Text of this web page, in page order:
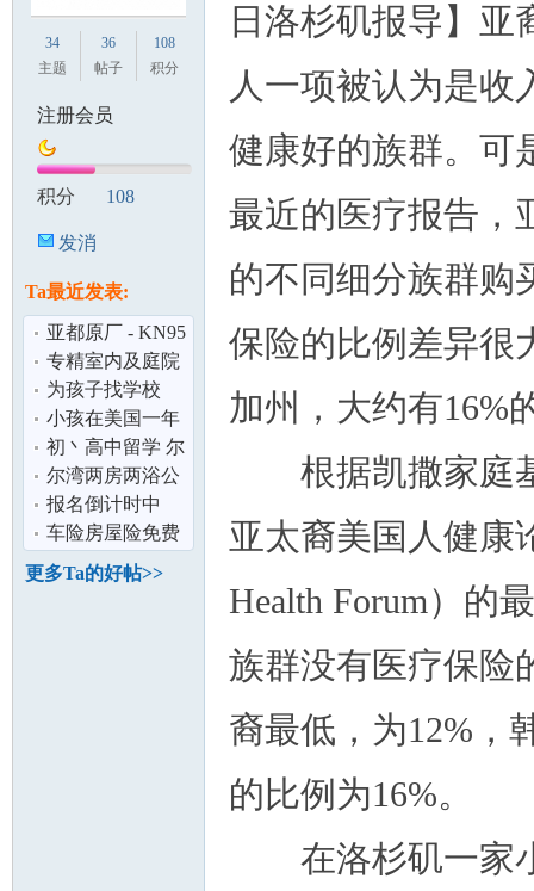
34
主题
36
帖子
108
积分
注册会员
积分 108
发消
Ta最近发表:
亚都原厂 - KN95
口罩 少量洛杉矶
现货 价好
专精室内及庭院
设计
www.winbondinte
riorde
为孩子找学校
小孩在美国一年
多读九年级 现在
想回中国读
初丶高中留学 尔
湾最好的寄宿家
庭
尔湾两房两浴公
寓整租丶接送机
丶小车出租
报名倒计时中
车险房屋险免费
估价
更多Ta的好帖>>
日洛杉矶报导】亚
人一项被认为是收
健康好的族群。可
最近的医疗报告，
的不同细分族群购
保险的比例差异很
加州，大约有16%
根据凯撒家庭基
亚太裔美国人健康
Health Forum）的
族群没有医疗保险
裔最低，为12%，
的比例为16%。
在洛杉矶一家小